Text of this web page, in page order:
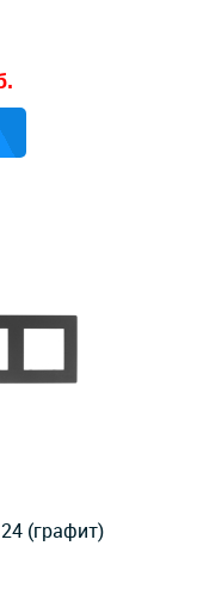
(графит)